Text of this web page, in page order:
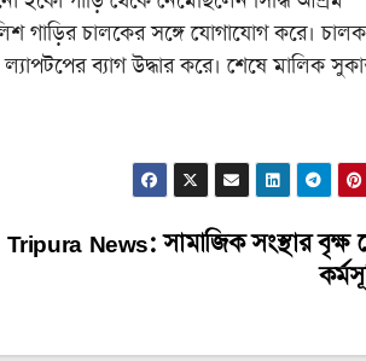
গাড়ির চালকের সঙ্গে যোগাযোগ করে। চালক
ব্যাগ উদ্ধার করে। শেষে মালিক
Tripura News: সামাজিক সংস্থার